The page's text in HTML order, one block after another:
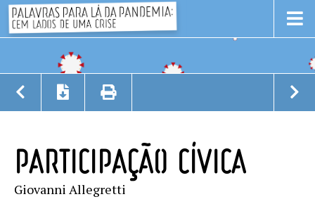
PARTICIPAÇÃO CÍVICA
Giovanni Allegretti